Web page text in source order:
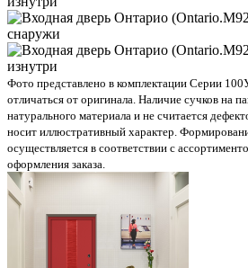
Фото представлено в комплектации Серии
отличаться от оригинала. Наличие сучков на
натурального материала и не считается
носит иллюстративный характер.
осуществляется в соответствии с
оформления заказа.